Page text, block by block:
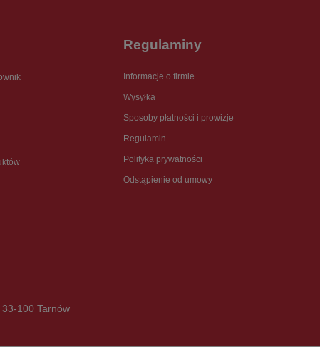
Regulaminy
Informacje o firmie
Wysyłka
Sposoby płatności i prowizje
Regulamin
Polityka prywatności
Odstąpienie od umowy
33-100 Tarnów